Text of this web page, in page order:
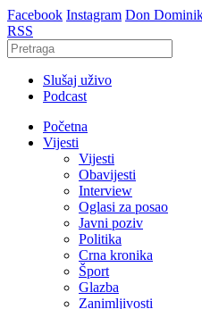
Facebook Instagram Don
RSS
Slušaj uživo
Podcast
Početna
Vijesti
Vijesti
Obavijesti
Interview
Oglasi za posao
Javni poziv
Politika
Crna kronika
Šport
Glazba
Zanimljivosti